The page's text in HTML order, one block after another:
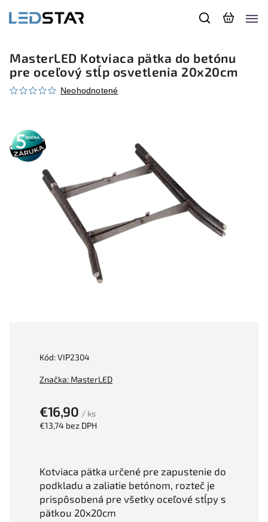
MasterLED Kotviaca pätka do betónu
pre oceľový stĺp osvetlenia 20x20cm
Neohodnotené
5 rokov
záruka
Kód:VIP2304
Značka: MasterLED
€16,90 / ks
€13,74 bez DPH
Kotviaca pätka určené pre zapustenie do
podkladu a zaliatie betónom, rozteč je
prispôsobená pre všetky oceľové stĺpy s
pätkou 20x20cm